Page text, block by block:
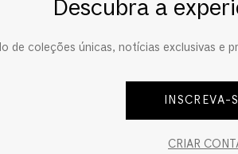
Descubra a
de coleções únicas, notícias exclusivas e
INSCREVA-
CRIAR